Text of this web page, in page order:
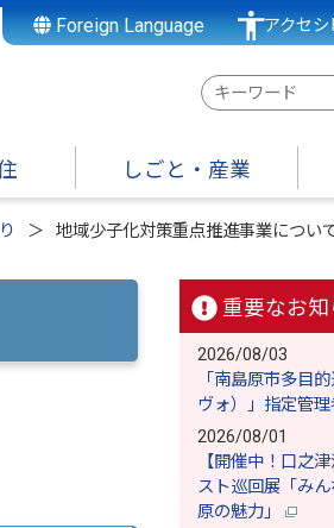
Foreign Language アクセシ
検
ー
ワ
ー
しごと・産業
地域少子化対策重点推進事業につい
重要なお知
2026/08/03
「南島原市多目
ヴォ）」指定管
2026/08/01
【開催中！口之
スト巡回展「み
原の魅力」